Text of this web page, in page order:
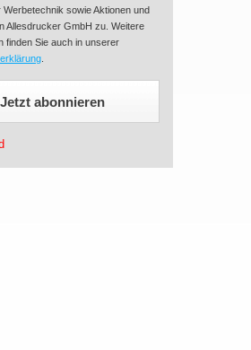
Werbetechnik sowie Aktionen und
Allesdrucker GmbH zu. Weitere
finden Sie auch in unserer